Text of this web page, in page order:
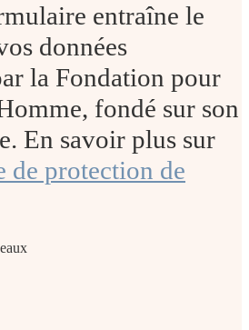
entraîne le
données
la Fondation pour
fondé sur son
En savoir plus sur
de protection de